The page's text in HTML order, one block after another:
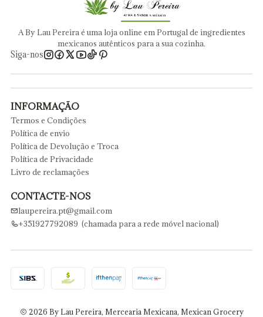
A By Lau Pereira é uma loja online em Portugal de ingredientes
mexicanos autênticos para a sua cozinha.
Siga-nos
INFORMAÇÃO
Termos e Condições
Política de envio
Política de Devolução e Troca
Política de Privacidade
Livro de reclamações
CONTACTE-NOS
laupereira.pt@gmail.com
+351927792089 (chamada para a rede móvel nacional)
2026 By Lau Pereira, Mercearia Mexicana, Mexican Grocery